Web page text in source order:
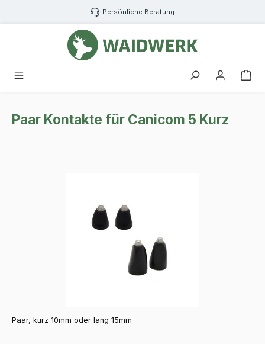
Zum Hauptinhalt springen Persönliche Beratung
Paar Kontakte für Canicom 5 Kurz
Paar, kurz 10mm oder lang 15mm